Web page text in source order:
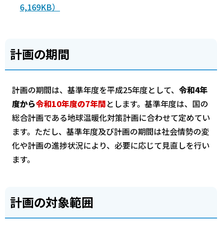
6,169KB）
計画の期間
計画の期間は、基準年度を平成25年度として、 令和4年
度から令和10年度の7年間とします。基準年度は、国の
総合計画である地球温暖化対策計画に合わせて定めてい
ます。ただし、基準年度及び計画の期間は社会情勢の変
化や計画の進捗状況により、必要に応じて見直しを行い
ます。
計画の対象範囲